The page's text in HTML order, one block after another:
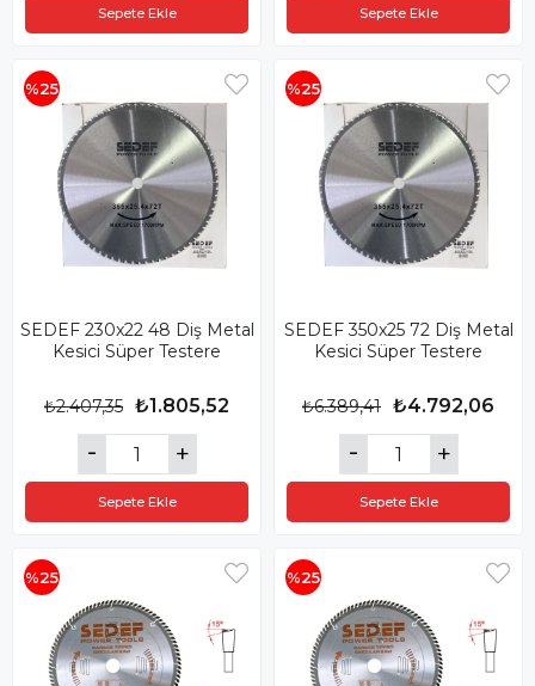
Sepete Ekle Sepete Ekle
SEDEF 230x22 48 Diş Metal
Kesici Süper Testere
₺1.805,52
₺2.407,35
Sepete Ekle
%25
SEDEF 350x25 72 Diş Metal
Kesici Süper Testere
₺4.792,06
₺6.389,41
Sepete Ekle
%25
%25 %25